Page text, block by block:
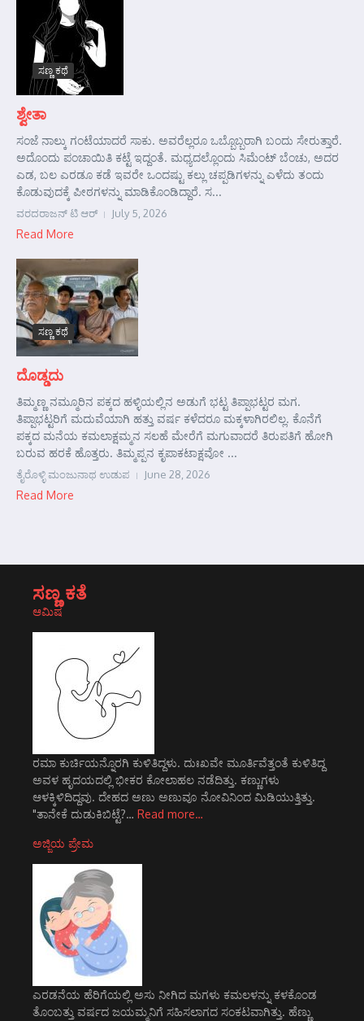
ಸಣ್ಣ ಕಥೆ
ಶ್ವೇತಾ
ಸಂಜೆ ನಾಲ್ಕು ಗಂಟೆಯಾದರೆ ಸಾಕು. ಅವರೆಲ್ಲರೂ ಒಬ್ಬೊಬ್ಬರಾಗಿ ಬಂದು ಸೇರುತ್ತಾರೆ.
ಅದೊಂದು ಪಂಚಾಯಿತಿ ಕಟ್ಟೆ ಇದ್ದಂತೆ. ಮಧ್ಯದಲ್ಲೊಂದು ಸಿಮೆಂಟ್ ಬೆಂಚು, ಅದರ
ಎಡ, ಬಲ ಎರಡೂ ಕಡೆ ಇವರೇ ಒಂದಷ್ಟು ಕಲ್ಲು ಚಪ್ಪಡಿಗಳನ್ನು ಎಳೆದು ತಂದು
ಕೊಡುವುದಕ್ಕೆ ಪೀಠಗಳನ್ನು ಮಾಡಿಕೊಂಡಿದ್ದಾರೆ. ಸ...
ವರದರಾಜನ್ ಟಿ ಆರ್ July 5, 2026
Read More
ಸಣ್ಣ ಕಥೆ
ದೊಡ್ಡದು
ತಿಮ್ಮಣ್ಣ ನಮ್ಮೂರಿನ ಪಕ್ಕದ ಹಳ್ಳಿಯಲ್ಲಿನ ಅಡುಗೆ ಭಟ್ಟ ತಿಪ್ಪಾಭಟ್ಟರ ಮಗ.
ತಿಪ್ಪಾಭಟ್ಟರಿಗೆ ಮದುವೆಯಾಗಿ ಹತ್ತು ವರ್ಷ ಕಳೆದರೂ ಮಕ್ಕಳಾಗಿರಲಿಲ್ಲ. ಕೊನೆಗೆ
ಪಕ್ಕದ ಮನೆಯ ಕಮಲಾಕ್ಷಮ್ಮನ ಸಲಹೆ ಮೇರೆಗೆ ಮಗುವಾದರೆ ತಿರುಪತಿಗೆ ಹೋಗಿ
ಬರುವ ಹರಕೆ ಹೊತ್ತರು. ತಿಮ್ಮಪ್ಪನ ಕೃಪಾಕಟಾಕ್ಷವೋ ...
ತೈರೊಳ್ಳಿ ಮಂಜುನಾಥ ಉಡುಪ June 28, 2026
Read More
ಸಣ್ಣ ಕತೆ
ಆಮಿಷ
ರಮಾ ಕುರ್ಚಿಯನ್ನೊರಗಿ ಕುಳಿತಿದ್ದಳು. ದುಃಖವೇ ಮೂರ್ತಿವೆತ್ತಂತೆ ಕುಳಿತಿದ್ದ
ಅವಳ ಹೃದಯದಲ್ಲಿ ಭೀಕರ ಕೋಲಾಹಲ ನಡೆದಿತ್ತು. ಕಣ್ಣುಗಳು
ಆಳಕ್ಕಿಳಿದಿದ್ದವು. ದೇಹದ ಅಣು ಅಣುವೂ ನೋವಿನಿಂದ ಮಿಡಿಯುತ್ತಿತ್ತು.
"ತಾನೇಕೆ ದುಡುಕಿಬಿಟ್ಟೆ?… Read more…
ಅಜ್ಜಿಯ ಪ್ರೇಮ
ಎರಡನೆಯ ಹೆರಿಗೆಯಲ್ಲಿ ಅಸು ನೀಗಿದ ಮಗಳು ಕಮಲಳನ್ನು ಕಳಕೊಂಡ
ತೊಂಬತ್ತು ವರ್ಷದ ಜಯಮ್ಮನಿಗೆ ಸಹಿಸಲಾಗದ ಸಂಕಟವಾಗಿತ್ತು. ಹೆಣ್ಣು